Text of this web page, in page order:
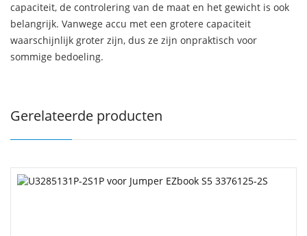
capaciteit, de controlering van de maat en het gewicht is ook
belangrijk. Vanwege accu met een grotere capaciteit
waarschijnlijk groter zijn, dus ze zijn onpraktisch voor
sommige bedoeling.
Gerelateerde producten